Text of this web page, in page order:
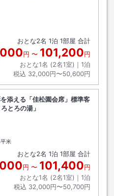
おとな2名 1泊 1部屋 合計
円 〜 101,200円
おとな1名 (2名1室)｜ 1泊
税込 32,000円〜50,600円
添える「佳松園会席」標準客
とろの湯」
米
おとな2名 1泊 1部屋 合計
円 〜 101,400円
おとな1名 (2名1室)｜ 1泊
税込 32,000円〜50,700円